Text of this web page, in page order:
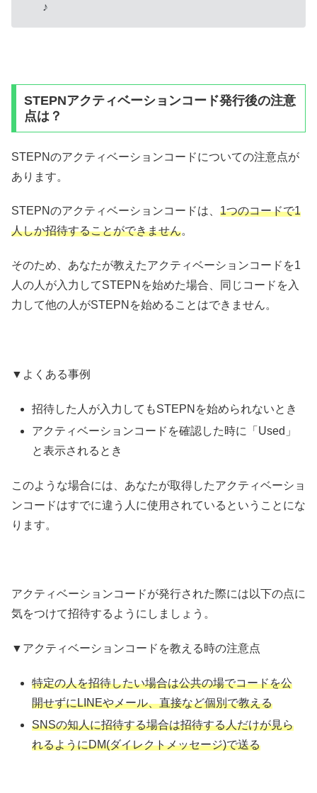
♪
STEPNアクティベーションコード発行後の注意
点は？
STEPNのアクティベーションコードについての注意点が
あります。
STEPNのアクティベーションコードは、 1つのコードで1
人しか招待することができません。
そのため、あなたが教えたアクティベーションコードを1
人の人が入力してSTEPNを始めた場合、同じコードを入
力して他の人がSTEPNを始めることはできません。
▼よくある事例
招待した人が入力してもSTEPNを始められないとき
アクティベーションコードを確認した時に「Used」
と表示されるとき
このような場合には、あなたが取得したアクティベーショ
ンコードはすでに違う人に使用されているということにな
ります。
アクティベーションコードが発行された際には以下の点に
気をつけて招待するようにしましょう。
▼アクティベーションコードを教える時の注意点
特定の人を招待したい場合は公共の場でコードを公
開せずにLINEやメール、直接など個別で教える
SNSの知人に招待する場合は招待する人だけが見ら
れるようにDM(ダイレクトメッセージ)で送る